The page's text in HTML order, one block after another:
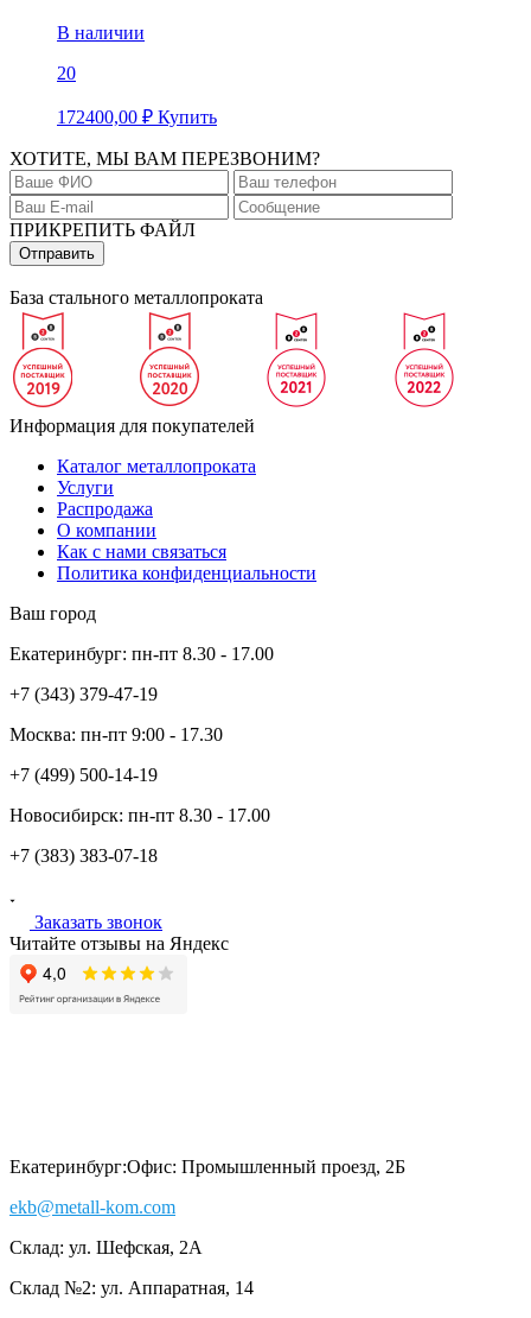
В наличии
20
172400,00 ₽ Купить
ХОТИТЕ, МЫ ВАМ ПЕРЕЗВОНИМ?
ПРИКРЕПИТЬ ФАЙЛ
База стального металлопроката
Информация для покупателей
Каталог металлопроката
Услуги
Распродажа
О компании
Как с нами связаться
Политика конфиденциальности
Ваш город
Екатеринбург: пн-пт 8.30 - 17.00
+7 (343) 379-47-19
Москва: пн-пт 9:00 - 17.30
+7 (499) 500-14-19
Новосибирск: пн-пт 8.30 - 17.00
+7 (383) 383-07-18
Заказать звонок
Читайте отзывы на Яндекс
Екатеринбург:Офис: Промышленный проезд, 2Б
ekb@metall-kom.com
Склад: ул. Шефская, 2А
Склад №2: ул. Аппаратная, 14